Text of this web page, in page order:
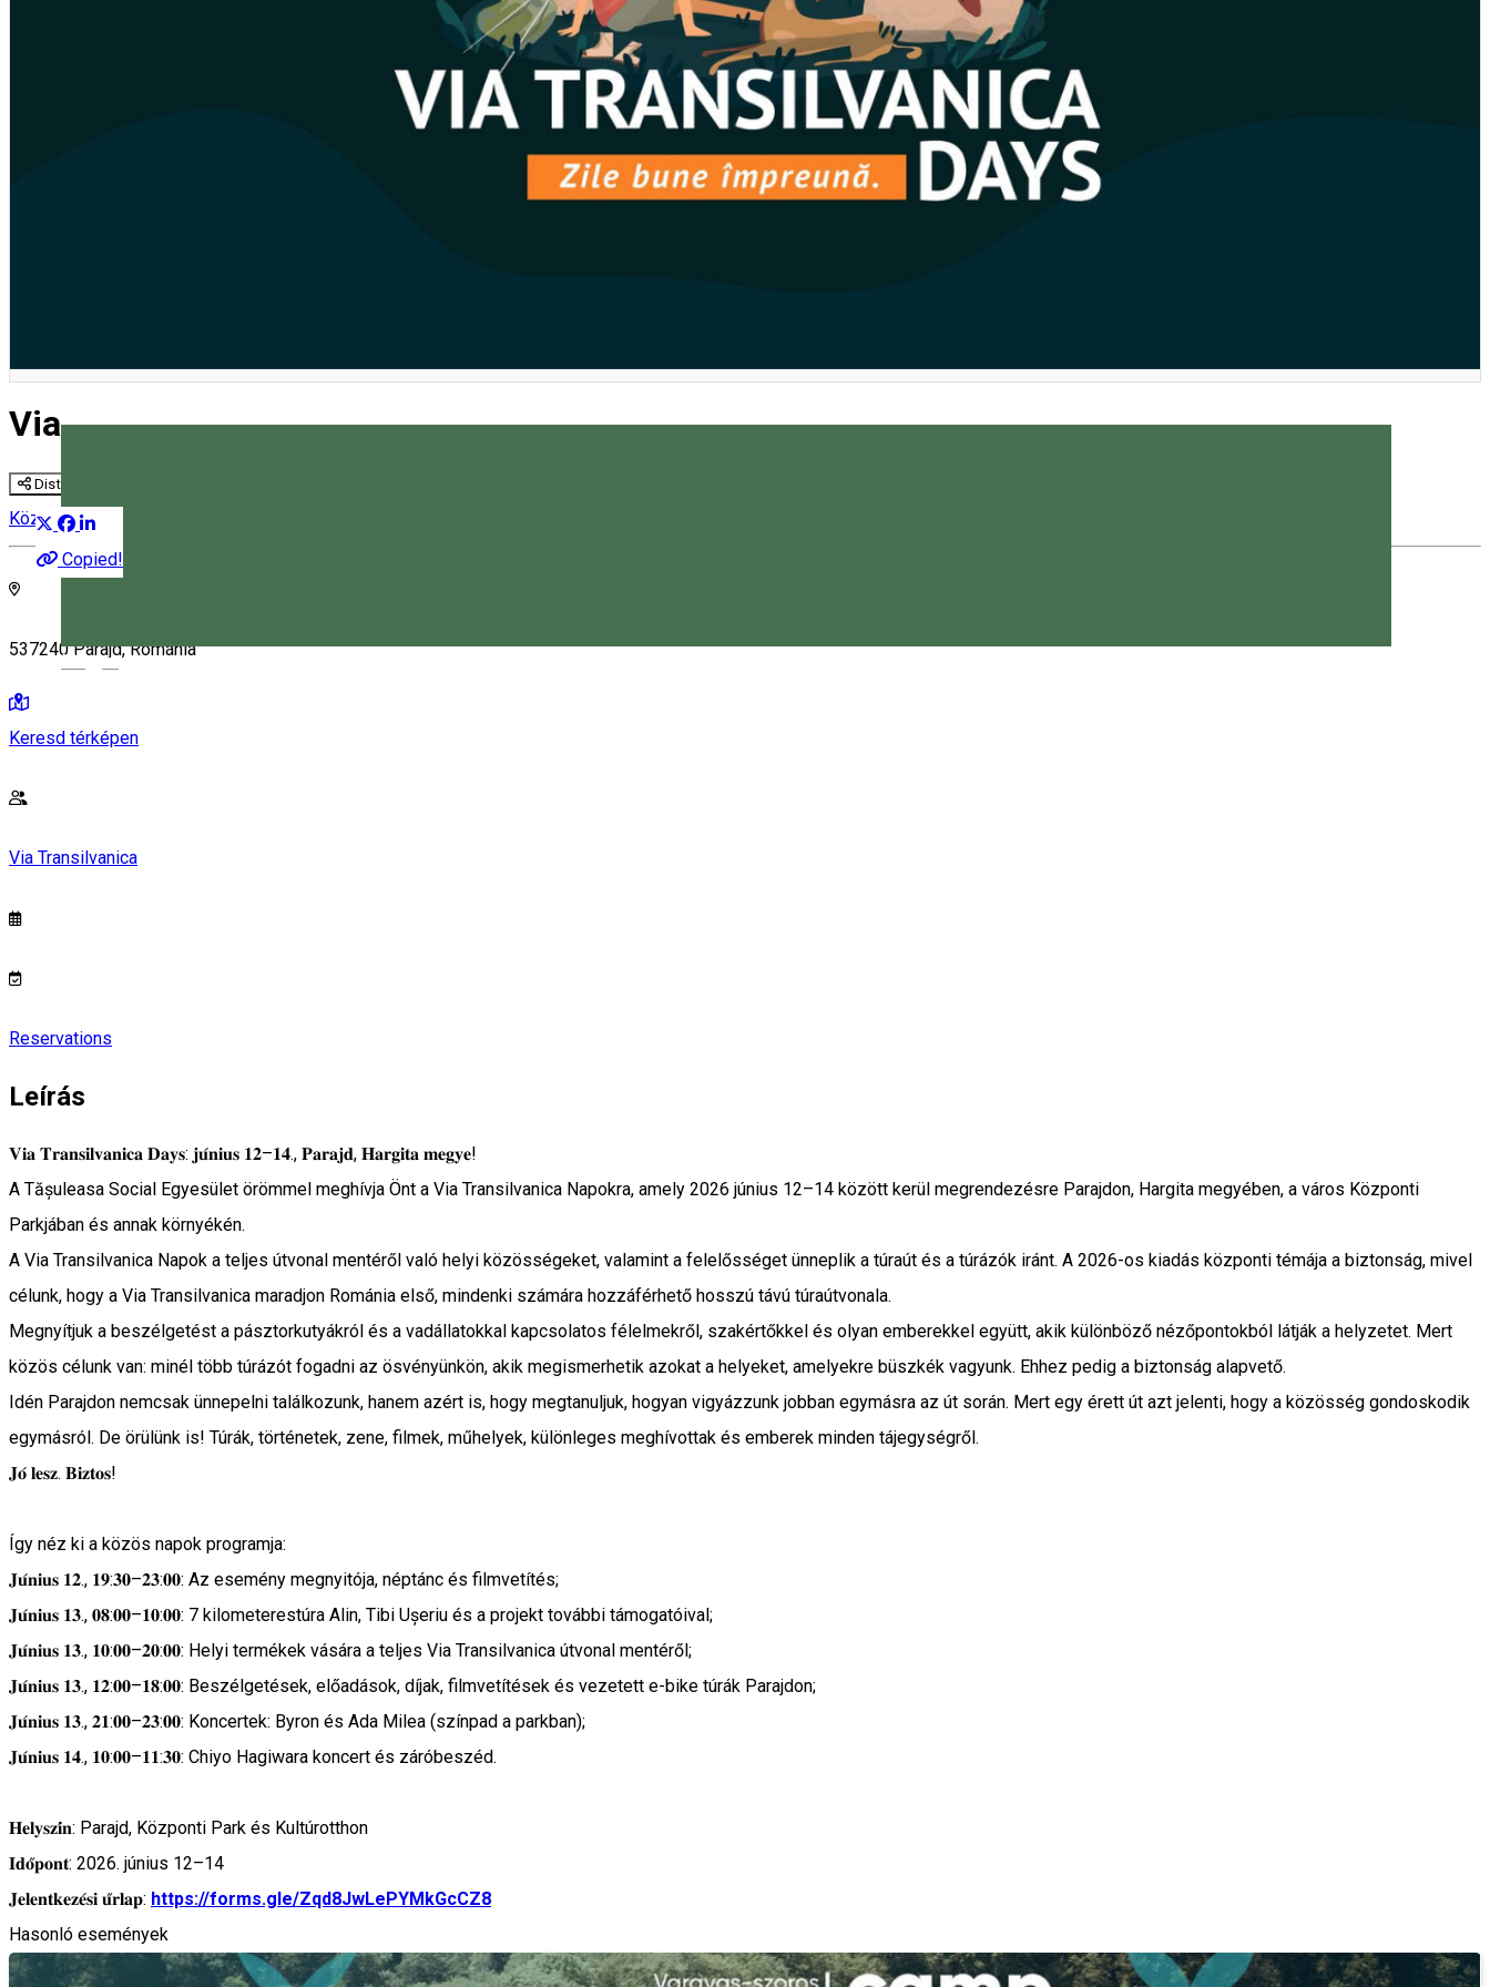
Magyar
Via Transilvanica Days
Distribuie
Copied!
Közösség
537240 Parajd, Románia
Keresd térképen
Via Transilvanica
Reservations
Leírás
𝐕𝐢𝐚 𝐓𝐫𝐚𝐧𝐬𝐢𝐥𝐯𝐚𝐧𝐢𝐜𝐚 𝐃𝐚𝐲𝐬: 𝐣𝐮́𝐧𝐢𝐮𝐬 𝟏𝟐–𝟏𝟒., 𝐏𝐚𝐫𝐚𝐣𝐝, 𝐇𝐚𝐫𝐠𝐢𝐭𝐚 𝐦𝐞𝐠𝐲𝐞!
A Tășuleasa Social Egyesület örömmel meghívja Önt a Via Transilvanica Napokra, amely 2026 június 12–14 között kerül megrendezésre Parajdon, Hargita megyében, a város Központi
Parkjában és annak környékén.
A Via Transilvanica Napok a teljes útvonal mentéről való helyi közösségeket, valamint a felelősséget ünneplik a túraút és a túrázók iránt. A 2026-os kiadás központi témája a biztonság, mivel
célunk, hogy a Via Transilvanica maradjon Románia első, mindenki számára hozzáférhető hosszú távú túraútvonala.
Megnyítjuk a beszélgetést a pásztorkutyákról és a vadállatokkal kapcsolatos félelmekről, szakértőkkel és olyan emberekkel együtt, akik különböző nézőpontokból látják a helyzetet. Mert
közös célunk van: minél több túrázót fogadni az ösvényünkön, akik megismerhetik azokat a helyeket, amelyekre büszkék vagyunk. Ehhez pedig a biztonság alapvető.
Idén Parajdon nemcsak ünnepelni találkozunk, hanem azért is, hogy megtanuljuk, hogyan vigyázzunk jobban egymásra az út során. Mert egy érett út azt jelenti, hogy a közösség gondoskodik
egymásról. De örülünk is! Túrák, történetek, zene, filmek, műhelyek, különleges meghívottak és emberek minden tájegységről.
𝐉𝐨́ 𝐥𝐞𝐬𝐳. 𝐁𝐢𝐳𝐭𝐨𝐬!
Így néz ki a közös napok programja:
𝐉𝐮́𝐧𝐢𝐮𝐬 𝟏𝟐., 𝟏𝟗:𝟑𝟎–𝟐𝟑:𝟎𝟎: Az esemény megnyitója, néptánc és filmvetítés;
𝐉𝐮́𝐧𝐢𝐮𝐬 𝟏𝟑., 𝟎𝟖:𝟎𝟎–𝟏𝟎:𝟎𝟎: 7 kilometerestúra Alin, Tibi Ușeriu és a projekt további támogatóival;
𝐉𝐮́𝐧𝐢𝐮𝐬 𝟏𝟑., 𝟏𝟎:𝟎𝟎–𝟐𝟎:𝟎𝟎: Helyi termékek vására a teljes Via Transilvanica útvonal mentéről;
𝐉𝐮́𝐧𝐢𝐮𝐬 𝟏𝟑., 𝟏𝟐:𝟎𝟎–𝟏𝟖:𝟎𝟎: Beszélgetések, előadások, díjak, filmvetítések és vezetett e-bike túrák Parajdon;
𝐉𝐮́𝐧𝐢𝐮𝐬 𝟏𝟑., 𝟐𝟏:𝟎𝟎–𝟐𝟑:𝟎𝟎: Koncertek: Byron és Ada Milea (színpad a parkban);
𝐉𝐮́𝐧𝐢𝐮𝐬 𝟏𝟒., 𝟏𝟎:𝟎𝟎–𝟏𝟏:𝟑𝟎: Chiyo Hagiwara koncert és záróbeszéd.
𝐇𝐞𝐥𝐲𝐬𝐳𝐢́𝐧: Parajd, Központi Park és Kultúrotthon
𝐈𝐝𝐨̋𝐩𝐨𝐧𝐭: 2026. június 12–14
𝐉𝐞𝐥𝐞𝐧𝐭𝐤𝐞𝐳𝐞́𝐬𝐢 𝐮̋𝐫𝐥𝐚𝐩: https://forms.gle/Zqd8JwLePYMkGcCZ8
Hasonló események